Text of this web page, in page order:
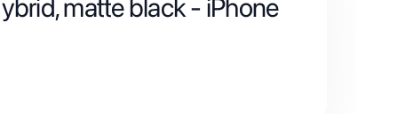
matte black - iPhone